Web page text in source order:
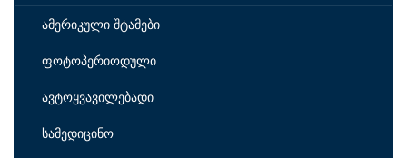
ამერიკული შტამები
ფოტოპერიოდული
ავტოყვავილებადი
სამედიცინო